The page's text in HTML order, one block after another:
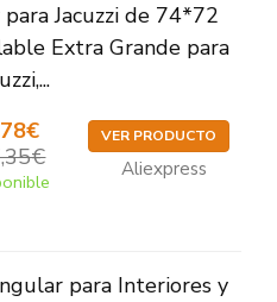
Jacuzzi de 74*72
Extra Grande para
VER PRODUCTO
Aliexpress
para Interiores y